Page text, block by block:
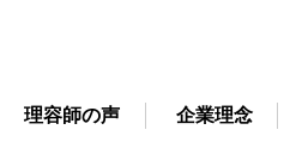
理容師の声 企業理念